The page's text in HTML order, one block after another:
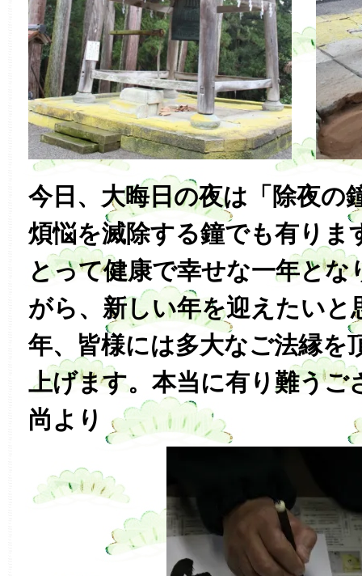
今日、大晦日の夜は「除夜の
煩悩を滅除する鐘でも有りま
とって健康で幸せな一年とな
がら、新しい年を迎えたいと
年、皆様には多大なご法縁を
上げます。本当に有り難うご
尚より